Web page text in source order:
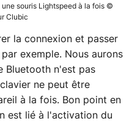
souris Lightspeed à la fois ©
Clubic
la connexion et passer
exemple. Nous aurons
Bluetooth n'est pas
ne peut être
à la fois. Bon point en
est lié à l'activation du